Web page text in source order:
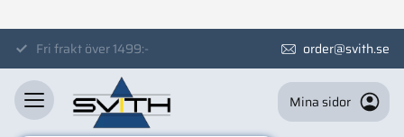
MenySvensk butik order@svith.se
Mina sidor